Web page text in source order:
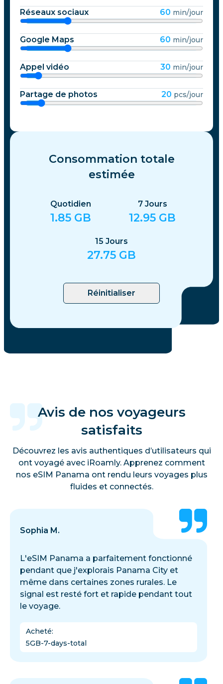
Réseaux sociaux 60 min/jour
Google Maps 60 min/jour
Appel vidéo 30 min/jour
Partage de photos 20 pcs/jour
Consommation totale
estimée
Quotidien
1.85 GB
7 Jours
12.95 GB
15 Jours
27.75 GB
Réinitialiser
Avis de nos voyageurs
satisfaits
Découvrez les avis authentiques d’utilisateurs qui
ont voyagé avec iRoamly. Apprenez comment
nos eSIM Panama ont rendu leurs voyages plus
fluides et connectés.
Sophia M.
L'eSIM Panama a parfaitement fonctionné
pendant que j'explorais Panama City et
même dans certaines zones rurales. Le
signal est resté fort et rapide pendant tout
le voyage.
Acheté:
5GB-7-days-total